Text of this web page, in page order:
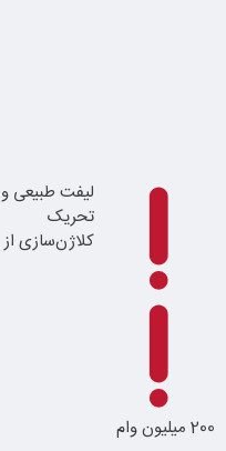
200 میلیون وام
لیفت طبیعی و
تحریک
کلاژن‌سازی از